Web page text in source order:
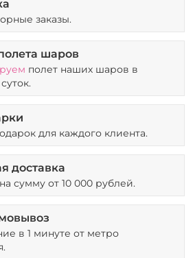
заказы.
шаров
полет наших шаров в
для каждого клиента.
доставка
сумму от 10 000 рублей.
в 1 минуте от метро